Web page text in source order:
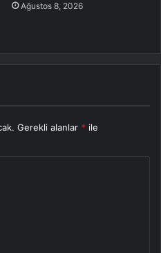
Ağustos 8, 2026
Gerekli alanlar * ile